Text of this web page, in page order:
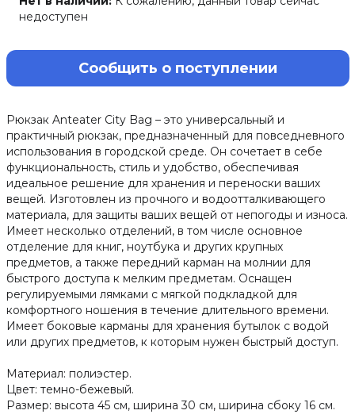
недоступен
Сообщить о поступлении
Рюкзак Anteater City Bag – это универсальный и
практичный рюкзак, предназначенный для повседневного
использования в городской среде. Он сочетает в себе
функциональность, стиль и удобство, обеспечивая
идеальное решение для хранения и переноски ваших
вещей. Изготовлен из прочного и водоотталкивающего
материала, для защиты ваших вещей от непогоды и износа.
Имеет несколько отделений, в том числе основное
отделение для книг, ноутбука и других крупных
предметов, а также передний карман на молнии для
быстрого доступа к мелким предметам. Оснащен
регулируемыми лямками с мягкой подкладкой для
комфортного ношения в течение длительного времени.
Имеет боковые карманы для хранения бутылок с водой
или других предметов, к которым нужен быстрый доступ.
Материал: полиэстер.
Цвет: темно-бежевый.
Размер: высота 45 см, ширина 30 см, ширина сбоку 16 см.